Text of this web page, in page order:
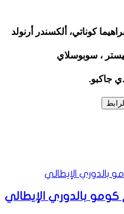
كوناتي، ألكسندر أرنولد
، سوبوسلاي
جاكبو.
بالدوري الإيطالي